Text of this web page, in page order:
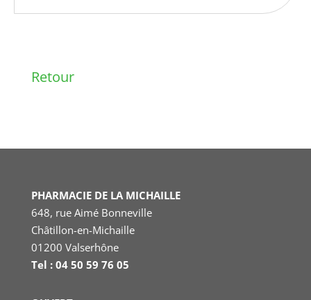
Retour
PHARMACIE DE LA MICHAILLE
648, rue Aimé Bonneville
Châtillon-en-Michaille
01200 Valserhône
Tel : 04 50 59 76 05